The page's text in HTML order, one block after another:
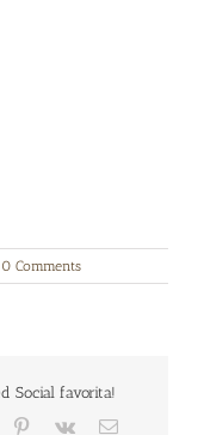
0 Comments
Social favorita!
Pinterest
Vk Email